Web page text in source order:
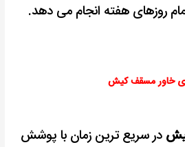
روزهای هفته انجام می دهد.
خاور مسقف کیش
در سریع ترین زمان با پوشش